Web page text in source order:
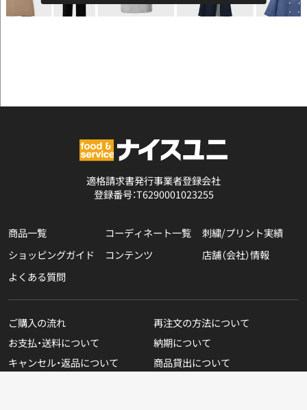
適格請求書発行事業者登録会社
登録番号：T6290001023255
商品一覧 コーディネート一覧
刺繍/プリント実績
ショッピングガイド
コンテンツ
店舗（会社）情報
よくある質問
ご購入の流れ
再注文の方法について
お支払・送料について
納期について
キャンセル・返品について
商品貸出について